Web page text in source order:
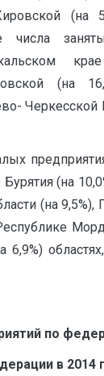
(на
числа
(на
Черкесской
(на
(на
6,9%)
по
в 2014